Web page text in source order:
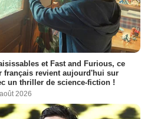
et Fast and Furious, ce
français revient aujourd'hui sur
un thriller de science-fiction !
2026